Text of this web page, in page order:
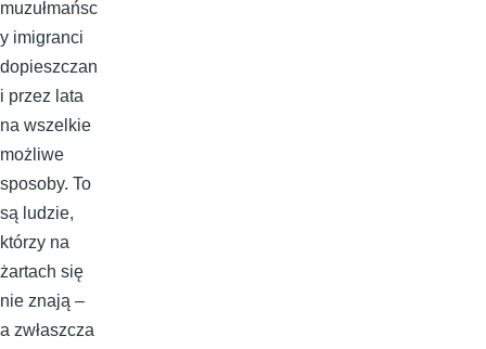
muzułmańsc
y imigranci
dopieszczan
i przez lata
na wszelkie
możliwe
sposoby. To
są ludzie,
którzy na
żartach się
nie znają –
a zwłaszcza